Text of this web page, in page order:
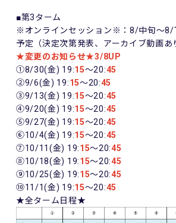
■第3ターム
※オンラインセッション※：8/中旬～8/
予定（決定次第発表、アーカイブ動画あ
★変更のお知らせ★3/8UP
①8/30(金) 19:15～20:45
②9/6(金) 19:15～20:45
③9/13(金) 19:15～20:45
④9/20(金) 19:15～20:45
⑤9/27(金) 19:15～20:45
⑥10/4(金) 19:15～20:45
⑦10/11(金) 19:15～20:45
⑧10/18(金) 19:15～20:45
⑨10/25(金) 19:15～20:45
⑩11/1(金) 19:15～20:45
★全ターム日程★